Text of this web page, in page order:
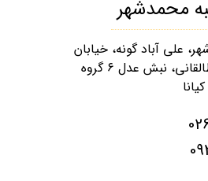
محمدشهر
علی آباد گونه، خیابان
رزمندگان، کوچه طالقانی، نبش عدل ۶ گروه